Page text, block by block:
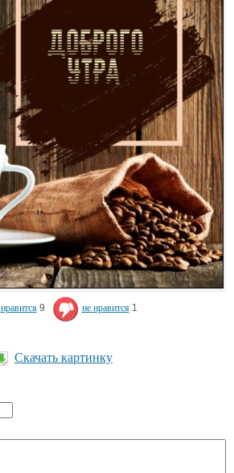
нравится 9 не нравится 1
Скачать картинку